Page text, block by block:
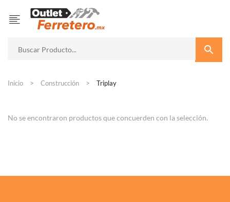
Inicio Construcción Triplay
No se encontraron productos que concuerden con la selección.